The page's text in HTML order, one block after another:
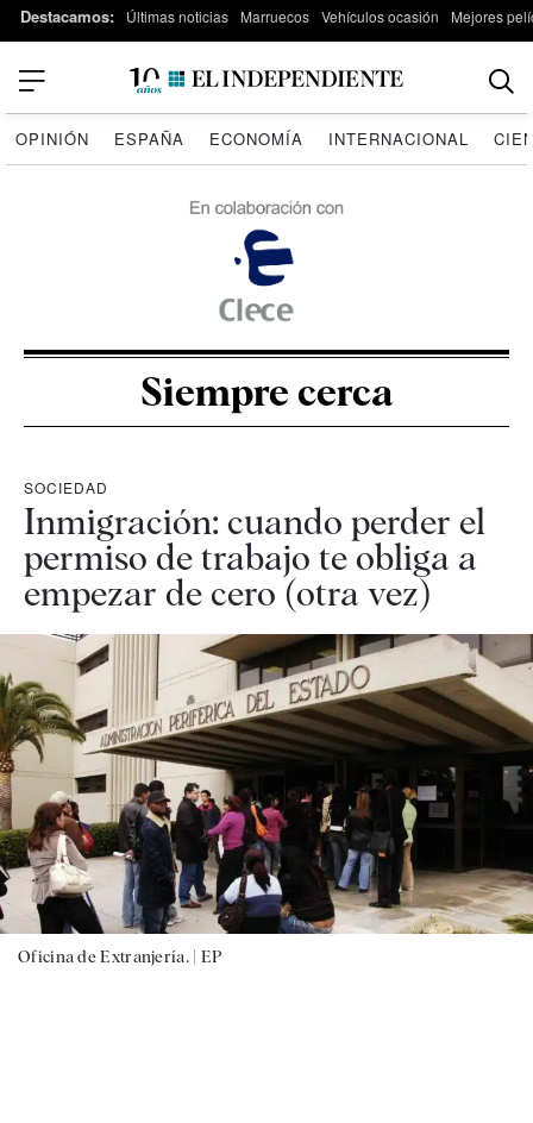
Destacamos: Últimas noticias Marruecos Vehículos ocasión Mejores
OPINIÓN ESPAÑA ECONOMÍA INTERNACIONAL
Siempre cerca
SOCIEDAD
Inmigración: cuando perder el
permiso de trabajo te obliga a
empezar de cero (otra vez)
Oficina de Extranjería. | EP